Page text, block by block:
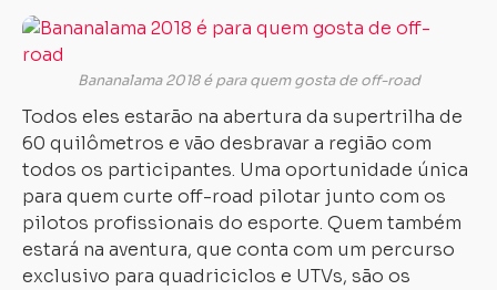
Bananalama 2018 é para quem gosta de off-road
Todos eles estarão na abertura da supertrilha de
60 quilômetros e vão desbravar a região com
todos os participantes. Uma oportunidade única
para quem curte off-road pilotar junto com os
pilotos profissionais do esporte. Quem também
estará na aventura, que conta com um percurso
exclusivo para quadriciclos e UTVs, são os